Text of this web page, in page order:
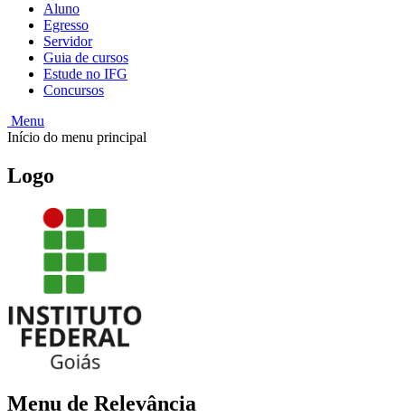
Aluno
Egresso
Servidor
Guia de cursos
Estude no IFG
Concursos
Menu
Início do menu principal
Logo
Menu de Relevância